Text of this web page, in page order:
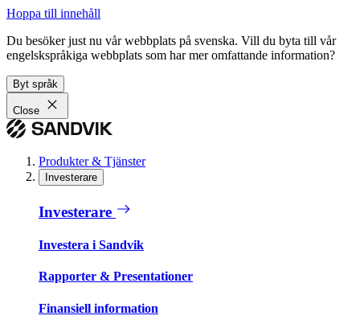
Hoppa till innehåll
Du besöker just nu vår webbplats på svenska. Vill du byta till vår
engelskspråkiga webbplats som har mer omfattande information?
Byt språk
Close
Produkter & Tjänster
Investerare
Investerare
Investera i Sandvik
Rapporter & Presentationer
Finansiell information